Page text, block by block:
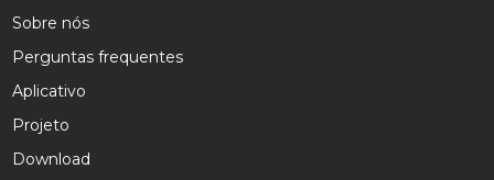
Sobre nós
Perguntas frequentes
Aplicativo
Projeto
Download